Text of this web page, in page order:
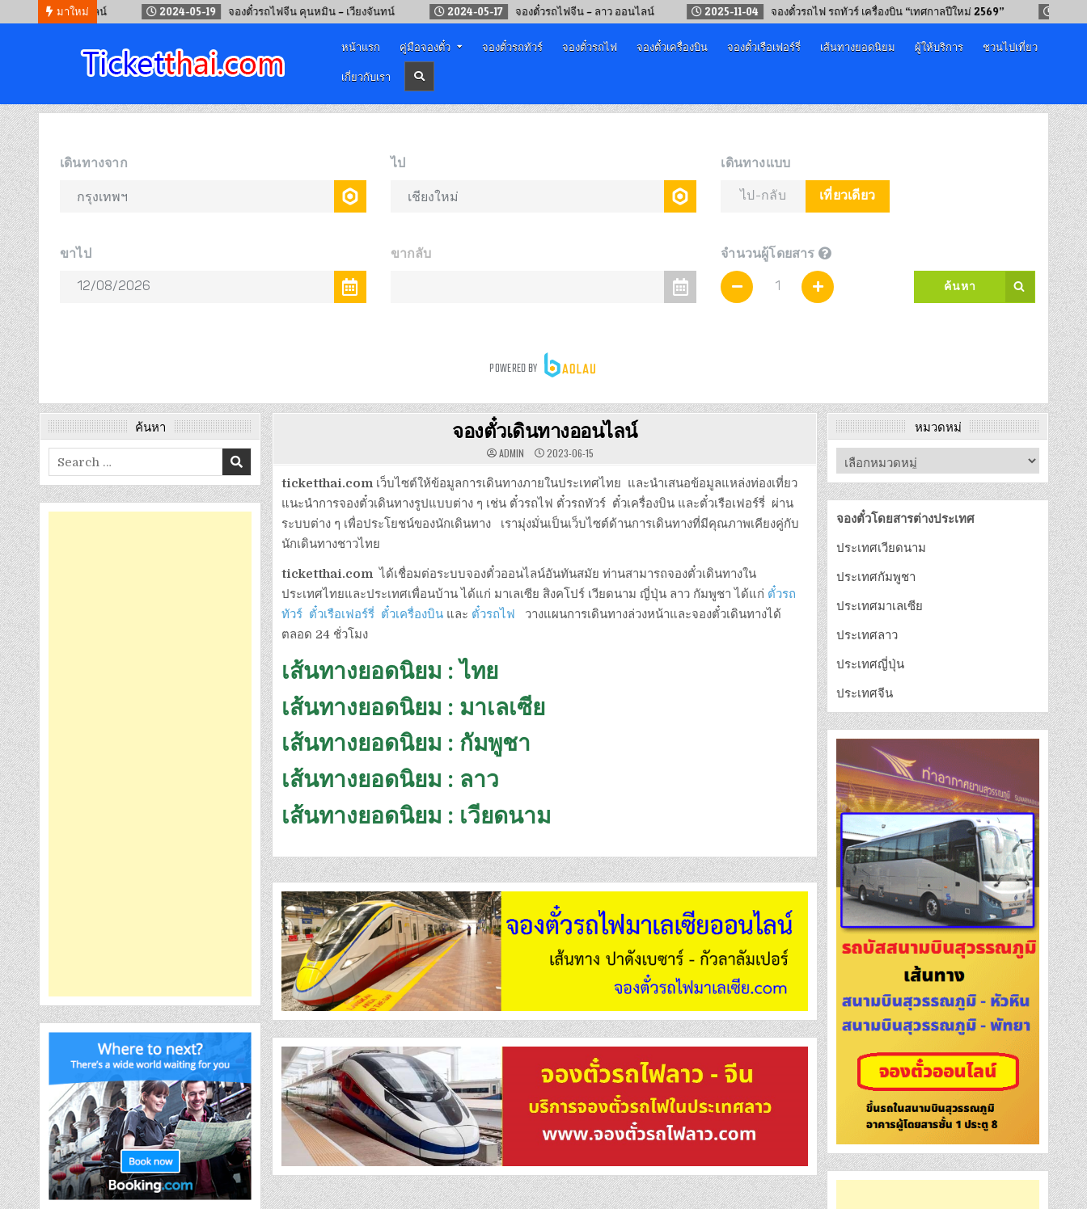
มาใหม่
.เลย ออนไลน์ 2024-05-19 จองตั๋วรถไฟจีน คุนหมิน – เวียงจันทน์ 2024-05-17 จองตั๋วรถไฟจีน – ลาว ออนไลน์ 2025-11-04 จองตั๋วรถไฟ รถทัวร์ เครื่องบิน “เทศกาลปีใหม่ 2569” 2024-09-12
จองตั๋วออนไลน์
หน้าแรก คู่มือจองตั๋ว จองตั๋วรถทัวร์ จองตั๋วรถไฟ จองตั๋วเครื่องบิน จองตั๋วเรือเฟอร์รี่ เส้นทางยอดนิยม ผู้ให้บริการ
ชวนไปเที่ยว
เกี่ยวกับเรา
จองตั๋วเดินทางออนไลน์
ADMIN 2023-06-15
ticketthai.com เว็บไซต์ให้ข้อมูลการเดินทางภายในประเทศไทย และนำเสนอข้อมูลแหล่งท่องเที่ยว
แนะนำการจองตั๋วเดินทางรูปแบบต่าง ๆ เช่น ตั๋วรถไฟ ตั๋วรถทัวร์ ตั๋วเครื่องบิน และตั๋วเรือเฟอร์รี่ ผ่าน
ระบบต่าง ๆ เพื่อประโยชน์ของนักเดินทาง เรามุ่งมั่นเป็นเว็บไซต์ด้านการเดินทางที่มีคุณภาพเคียงคู่กับ
นักเดินทางชาวไทย
ticketthai.com ได้เชื่อมต่อระบบจองตั๋วออนไลน์อันทันสมัย ท่านสามารถจองตั๋วเดินทางใน
ประเทศไทยและประเทศเพื่อนบ้าน ได้แก่ มาเลเซีย สิงคโปร์ เวียดนาม ญี่ปุ่น ลาว กัมพูชา ได้แก่ ตั๋วรถ
ทัวร์ ตั๋วเรือเฟอร์รี่ ตั๋วเครื่องบินและ ตั๋วรถไฟ
วางแผนการเดินทางล่วงหน้าและจองตั๋วเดินทางได้
ตลอด 24 ชั่วโมง
เส้นทางยอดนิยม : ไทย
เส้นทางยอดนิยม : มาเลเซีย
เส้นทางยอดนิยม : กัมพูชา
เส้นทางยอดนิยม : ลาว
เส้นทางยอดนิยม : เวียดนาม
ค้นหา
Search
for:
หมวดหมู่
จองตั๋วโดยสารต่างประเทศ
ประเทศเวียดนาม
ประเทศกัมพูชา
ประเทศมาเลเซีย
ประเทศลาว
ประเทศญี่ปุ่น
ประเทศจีน